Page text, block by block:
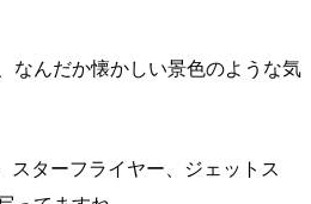
なんだか懐かしい景色のような気
ターフライヤー、ジェットス